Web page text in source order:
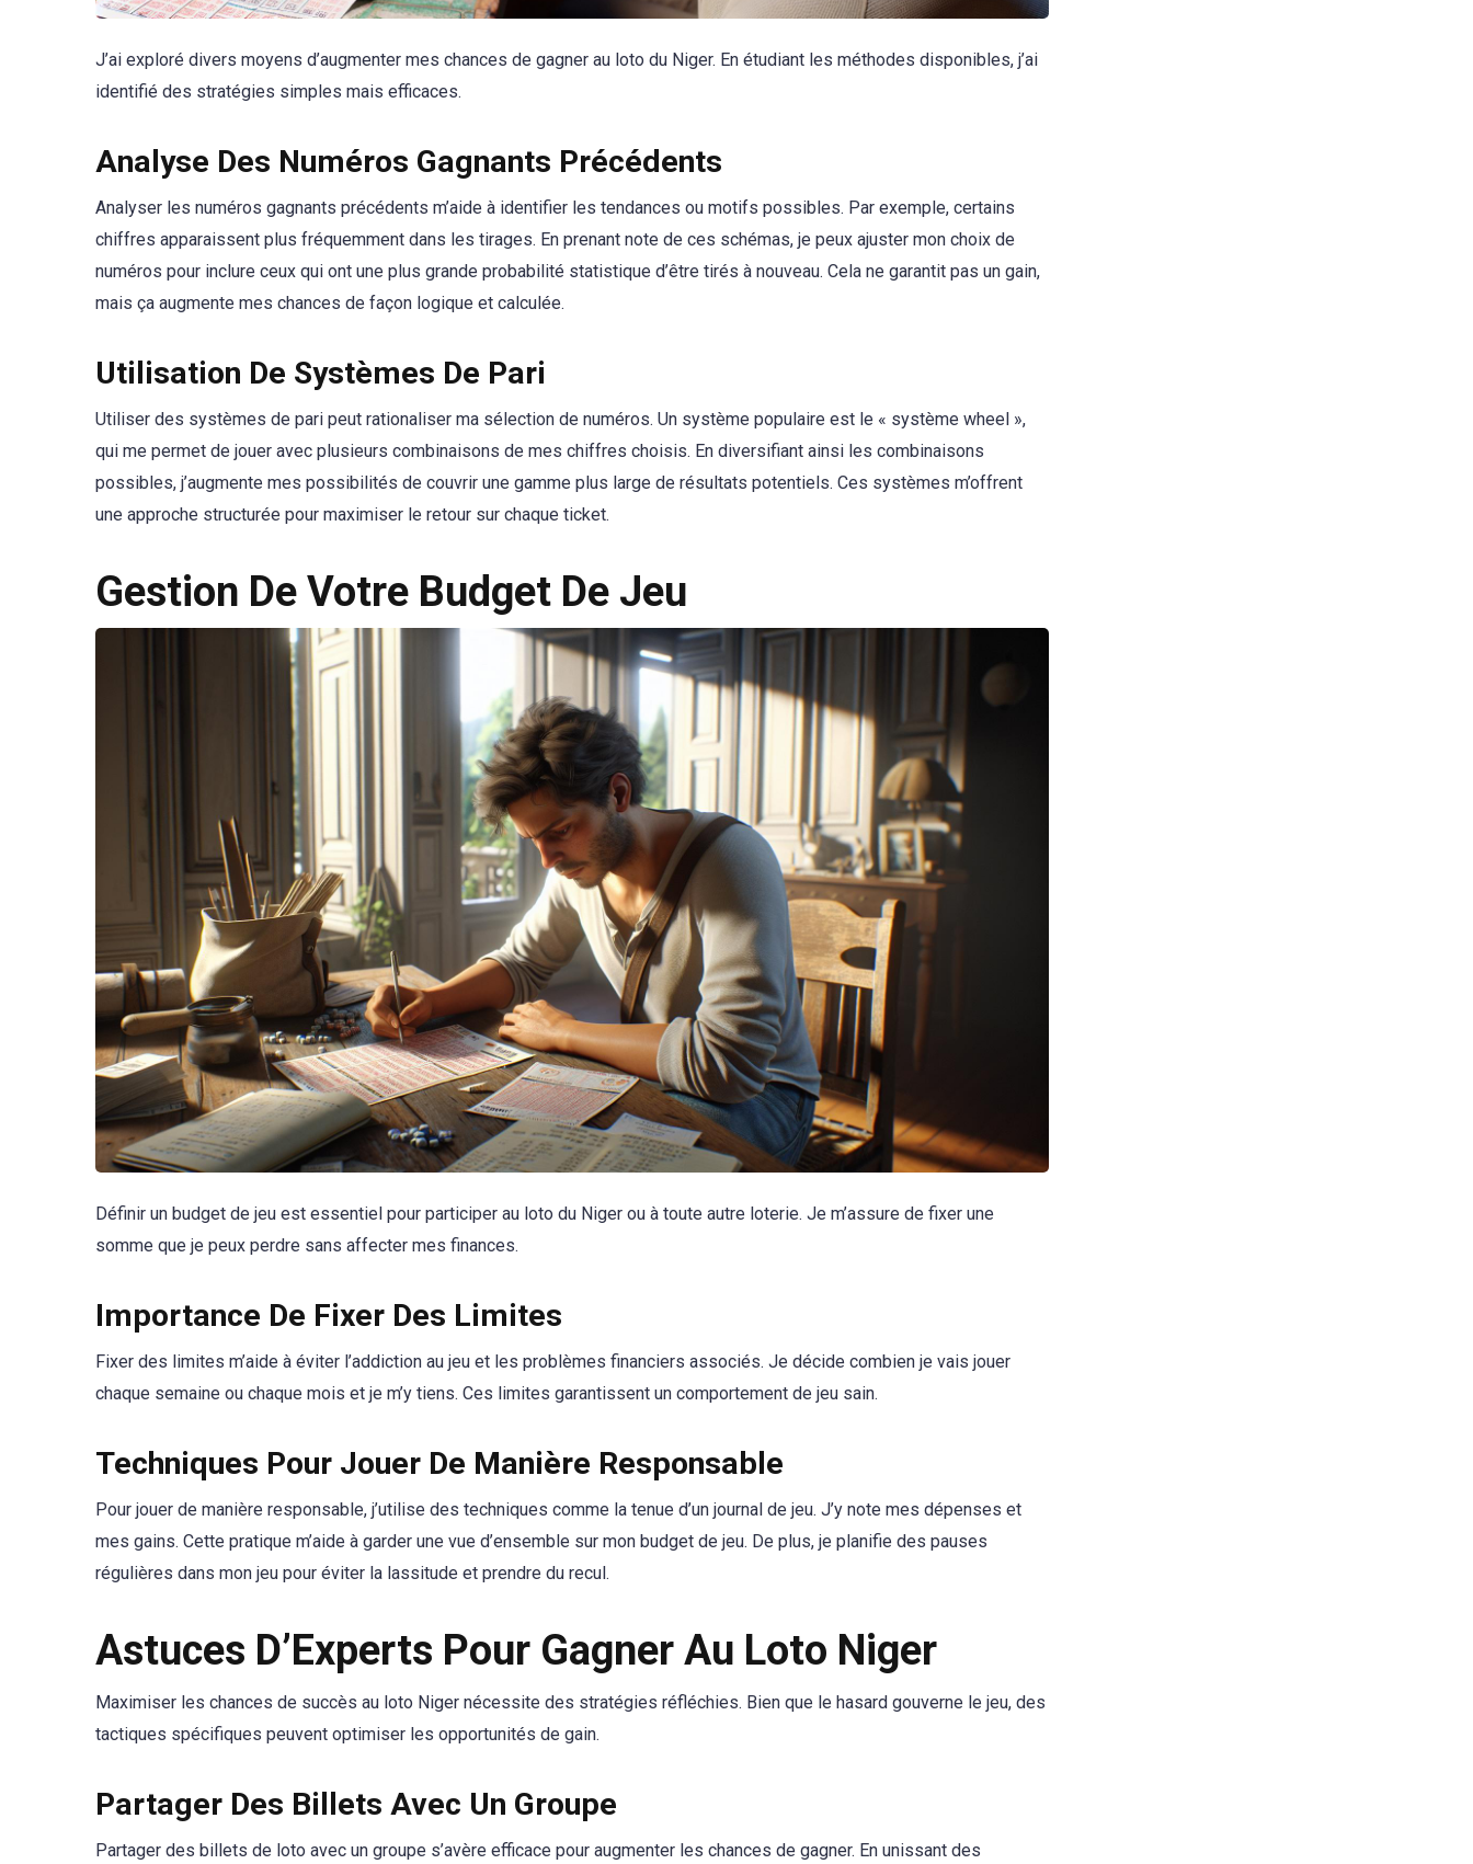
J’ai exploré divers moyens d’augmenter mes chances de gagner au loto du Niger. En étudiant les méthodes disponibles, j’ai
identifié des stratégies simples mais efficaces.
Analyse Des Numéros Gagnants Précédents
Analyser les numéros gagnants précédents m’aide à identifier les tendances ou motifs possibles. Par exemple, certains
chiffres apparaissent plus fréquemment dans les tirages. En prenant note de ces schémas, je peux ajuster mon choix de
numéros pour inclure ceux qui ont une plus grande probabilité statistique d’être tirés à nouveau. Cela ne garantit pas un gain,
mais ça augmente mes chances de façon logique et calculée.
Utilisation De Systèmes De Pari
Utiliser des systèmes de pari peut rationaliser ma sélection de numéros. Un système populaire est le « système wheel »,
qui me permet de jouer avec plusieurs combinaisons de mes chiffres choisis. En diversifiant ainsi les combinaisons
possibles, j’augmente mes possibilités de couvrir une gamme plus large de résultats potentiels. Ces systèmes m’offrent
une approche structurée pour maximiser le retour sur chaque ticket.
Gestion De Votre Budget De Jeu
Définir un budget de jeu est essentiel pour participer au loto du Niger ou à toute autre loterie. Je m’assure de fixer une
somme que je peux perdre sans affecter mes finances.
Importance De Fixer Des Limites
Fixer des limites m’aide à éviter l’addiction au jeu et les problèmes financiers associés. Je décide combien je vais jouer
chaque semaine ou chaque mois et je m’y tiens. Ces limites garantissent un comportement de jeu sain.
Techniques Pour Jouer De Manière Responsable
Pour jouer de manière responsable, j’utilise des techniques comme la tenue d’un journal de jeu. J’y note mes dépenses et
mes gains. Cette pratique m’aide à garder une vue d’ensemble sur mon budget de jeu. De plus, je planifie des pauses
régulières dans mon jeu pour éviter la lassitude et prendre du recul.
Astuces D’Experts Pour Gagner Au Loto Niger
Maximiser les chances de succès au loto Niger nécessite des stratégies réfléchies. Bien que le hasard gouverne le jeu, des
tactiques spécifiques peuvent optimiser les opportunités de gain.
Partager Des Billets Avec Un Groupe
Partager des billets de loto avec un groupe s’avère efficace pour augmenter les chances de gagner. En unissant des